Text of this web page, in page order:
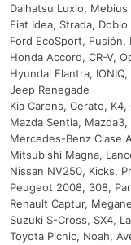
Daihatsu Luxio, Mebius
Fiat Idea, Strada, Doblo
Ford EcoSport, Fusión,
Honda Accord, CR-V,
Hyundai Elantra,
Jeep Renegade
Kia Carens, Cerato, K4,
Mazda Sentia, Mazda3,
Mercedes-Benz Clase
Mitsubishi Magna,
Nissan NV250, Kicks,
Peugeot 2008, 308,
Renault Captur,
Suzuki S-Cross, SX4,
Toyota Picnic, Noah,